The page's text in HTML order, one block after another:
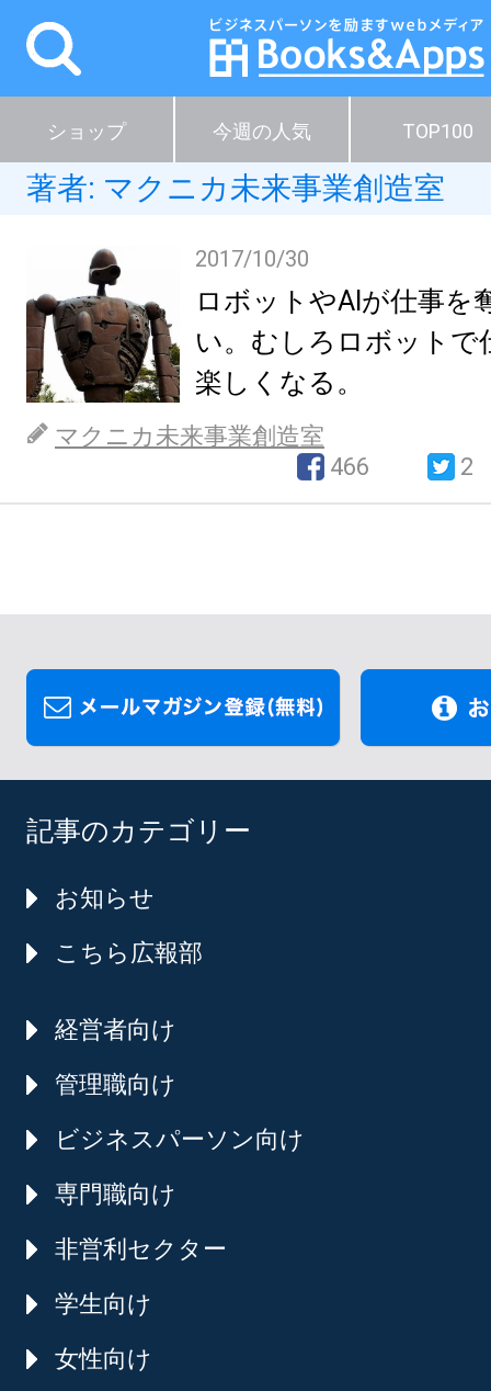
ショップ 今週の人気 TOP100
著者: マクニカ未来事業創造室
2017/10/30
ロボットやAIが仕事を
い。むしろロボットで
楽しくなる。
マクニカ未来事業創造室
466
2
記事のカテゴリー
お知らせ
こちら広報部
経営者向け
管理職向け
ビジネスパーソン向け
専門職向け
非営利セクター
学生向け
女性向け